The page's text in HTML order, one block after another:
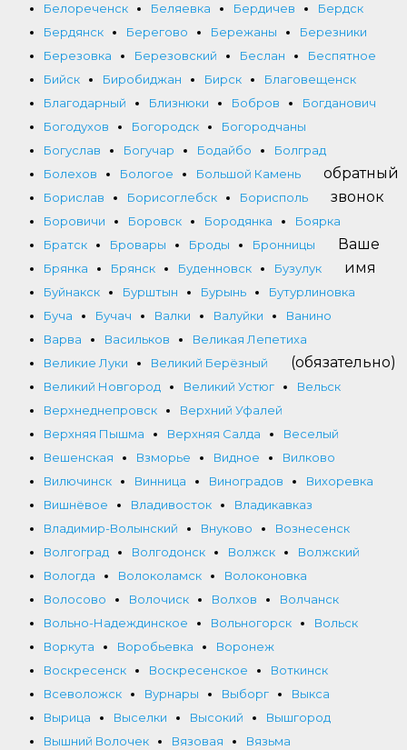
Белореченск
Беляевка Бердичев
Бердск
Бердянск
Берегово Бережаны
Березники
Березовка
Березовский Беслан
Беспятное
Бийск
Биробиджан Бирск
Благовещенск
Благодарный
Близнюки Бобров
Богданович
Богодухов
Богородск
Богородчаны
Богуслав
Богучар Бодайбо
Болград
Болехов
Бологое
Большой Камень
Борислав
Борисоглебск
Борисполь
Боровичи
Боровск Бородянка
Боярка
Братск
Бровары Броды
Бронницы
Брянка
Брянск Буденновск
Бузулук
Буйнакск
Бурштын Бурынь
Бутурлиновка
Буча
Бучач Валки Валуйки
Ванино
Варва
Васильков
Великая Лепетиха
Великие Луки
Великий Берёзный
Великий Новгород
Великий Устюг
Вельск
Верхнеднепровск
Верхний Уфалей
Верхняя Пышма
Верхняя Салда
Веселый
Вешенская
Взморье Видное
Вилково
Вилючинск
Винница Виноградов
Вихоревка
Вишнёвое
Владивосток
Владикавказ
Владимир-Волынский
Внуково
Вознесенск
Волгоград
Волгодонск Волжск
Волжский
Вологда
Волоколамск
Волоконовка
Волосово
Волочиск Волхов
Волчанск
Вольно-Надеждинское
Вольногорск
Вольск
Воркута
Воробьевка
Воронеж
Воскресенск
Воскресенское
Воткинск
Всеволожск
Вурнары Выборг
Выкса
Вырица
Выселки Высокий
Вышгород
Вышний Волочек
Вязовая
Вязьма
обратный
звонок
Ваше
имя
(обязательно)